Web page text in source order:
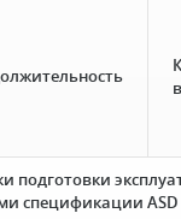
подготовки
спецификации ASD